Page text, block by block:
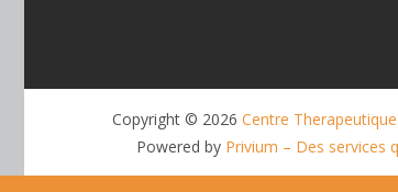
Copyright © 2026 Centre
Powered by Privium – Des services